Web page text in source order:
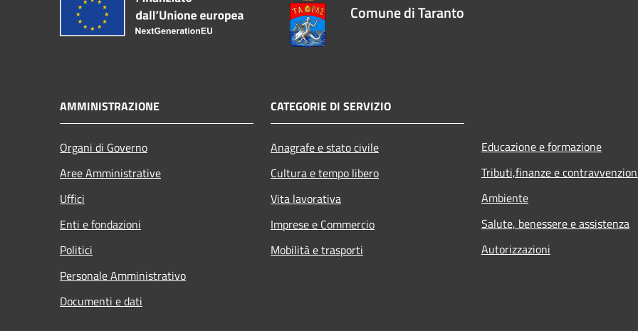
Comune di Taranto
AMMINISTRAZIONE
Organi di Governo
Aree Amministrative
Uffici
Enti e fondazioni
Politici
Personale Amministrativo
Documenti e dati
CATEGORIE DI SERVIZIO
Anagrafe e stato civile
Cultura e tempo libero
Vita lavorativa
Imprese e Commercio
Mobilità e trasporti
Educazione e formazione
Tributi,finanze e
Ambiente
Salute, benessere e assistenza
Autorizzazioni